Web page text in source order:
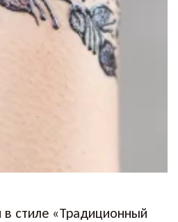
в стиле «Традиционный